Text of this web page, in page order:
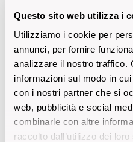
Questo sito web utilizza i
Utilizziamo i cookie per
annunci, per fornire
analizzare il nostro traffico.
informazioni sul modo in
con i nostri partner che si
web, pubblicità e social
combinarle con altre
raccolto dall’utilizzo dei
essere ottime
I bianchi per i piatti
richiedono vini
selezione di bianchi
tue preferenze. Un
Sicilia DOC, vino
aromi mediterranei,